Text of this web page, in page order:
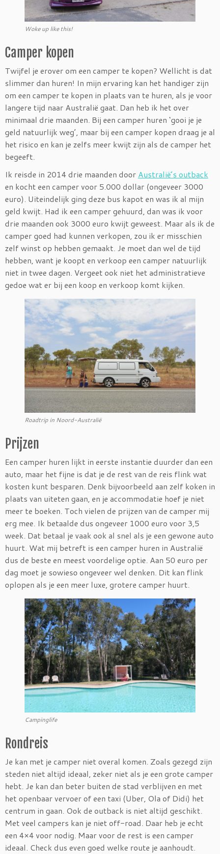
Woke up like this!
Camper kopen
Twijfel je erover om een camper te kopen? Wellicht is dat
slimmer dan huren! In mijn ervaring kan het handiger zijn
om een camper te kopen in plaats van te huren, als je voor
langere tijd naar Australië gaat. Dan heb ik het over
minimaal drie maanden. Bij een camper huren ‘gooi je je
geld natuurlijk weg’, maar bij een camper kopen draag je al
het risico en kan je zelfs meer kwijt zijn als de camper het
begeeft.
Ik reisde in 2014 drie maanden door Australië’s outback
en kocht een camper voor 5.000 dollar (ongeveer 3000
euro). Uiteindelijk ging deze bus kapot en was ik al mijn
geld kwijt. Had ik een camper gehuurd, dan was ik voor
drie maanden ook 3000 euro kwijt geweest. Maar als ik de
camper goed had kunnen verkopen, zou ik er misschien
zelf winst op hebben gemaakt. Je moet dan wel de tijd
hebben, want je koopt en verkoop een camper natuurlijk
niet in twee dagen. Vergeet ook niet het administratieve
gedoe wat er bij een koop en verkoop komt kijken.
Roadtrip in Noord-Australië
Prijzen
Een camper huren lijkt in eerste instantie duurder dan een
auto, maar het fijne is dat je de rest van de reis flink wat
kosten kunt besparen. Denk bijvoorbeeld aan zelf koken in
plaats van uiteten gaan, en je accommodatie hoef je niet
meer te boeken. Toch vielen de prijzen van de camper mij
erg mee. Ik betaalde dus ongeveer 1000 euro voor 3,5
week. Dat betaal je vaak ook al snel als je een gewone auto
huurt. Wat mij betreft is een camper huren in Australië
dus de beste en meest voordelige optie. Aan 50 euro per
dag moet je sowieso ongeveer wel denken. Dit kan flink
oplopen als je een meer luxe, grotere camper huurt.
Campinglife
Rondreis
Je kan met je camper niet overal komen. Zoals gezegd zijn
steden niet altijd ideaal, zeker niet als je een grote camper
hebt. Je kan dan beter buiten de stad verblijven en met
het openbaar vervoer of een taxi (Uber, Ola of Didi) het
centrum in gaan. Ook de outback is niet altijd geschikt.
Met veel campers kan je niet off-road. Daar heb je echt
een 4×4 voor nodig. Maar voor de rest is een camper
ideaal. Check dus even goed welke route je aanhoudt.